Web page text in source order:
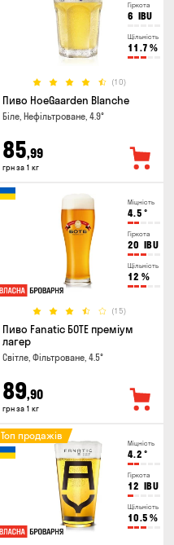
Гіркота
6 IBU
Щільність
11.7 %
(10)
Пиво HoeGaarden Blanche
Біле, Нефільтроване, 4.9°
85,99
грн за 1 кг
Міцність
4.5 °
Гіркота
20 IBU
Щільність
12 %
(15)
Пиво Fanatic БОТЕ преміум
лагер
Світле, Фільтроване, 4.5°
89,90
грн за 1 кг
Міцність
4.2 °
Гіркота
12 IBU
Щільність
10.5 %
Топ продажів